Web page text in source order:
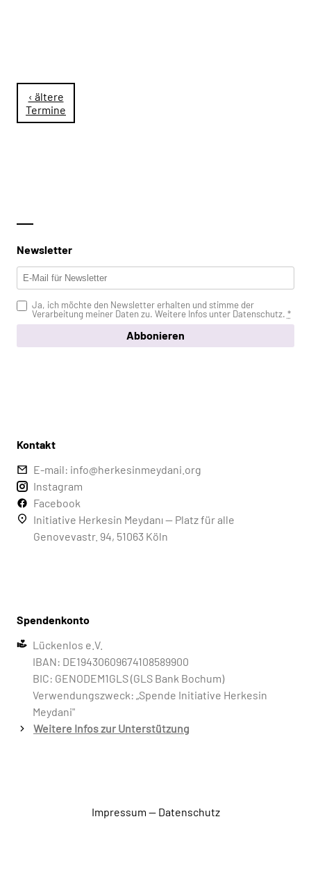
‹ ältere
Termine
Newsletter
Ja, ich möchte den Newsletter erhalten und stimme der
Verarbeitung meiner Daten zu. Weitere Infos unter Datenschutz. *
Abbonieren
Kontakt
E-mail: info@herkesinmeydani.org
Instagram
Facebook
Initiative Herkesin Meydanı — Platz für alle
Genovevastr. 94, 51063 Köln
Spendenkonto
Lückenlos e.V.
IBAN: DE19430609674108589900
BIC: GENODEM1GLS (GLS Bank Bochum)
Verwendungszweck: „Spende Initiative Herkesin
Meydani"
Weitere Infos zur Unterstützung
Impressum — Datenschutz